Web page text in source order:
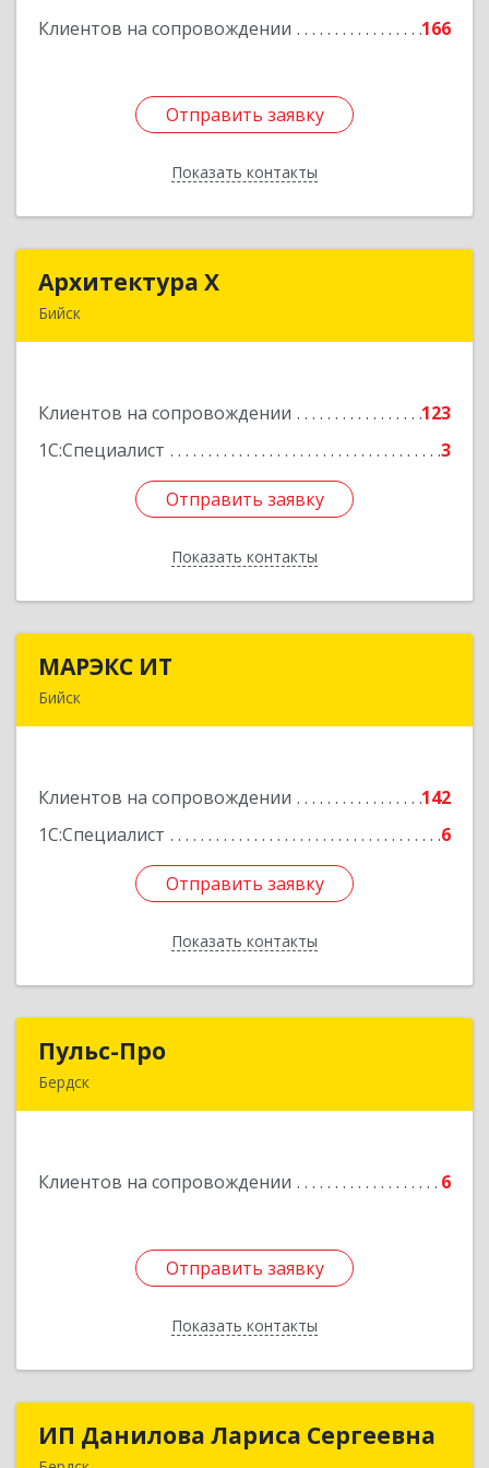
Клиентов на сопровождении 166
Отправить заявку
Показать контакты
Подробнее
Отправить заявку
Назад
Архитектура Х
Бийск
Клиентов на сопровождении
123
1С:Специалист
3
Отправить заявку
Показать контакты
Подробнее
Отправить заявку
Назад
МАРЭКС ИТ
Бийск
Клиентов на сопровождении
142
1С:Специалист
6
Отправить заявку
Показать контакты
Отправить заявку
Назад
Пульс-Про
Бердск
Клиентов на сопровождении 6
Отправить заявку
Показать контакты
Подробнее
Отправить заявку
Назад
ИП Данилова Лариса Сергеевна
ИП Данилова Лариса Сергеевна